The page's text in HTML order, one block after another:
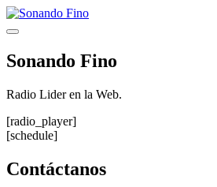
Saltar
al
Menú
Sonando Fino
Radio Lider en la Web.
[radio_player]
[schedule]
Contáctanos